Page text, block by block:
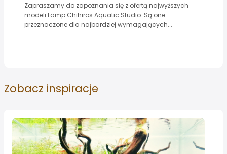
Zapraszamy do zapoznania się z ofertą najwyższych
modeli Lamp Chihiros Aquatic Studio. Są one
przeznaczone dla najbardziej wymagających...
Zobacz inspiracje